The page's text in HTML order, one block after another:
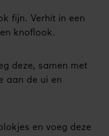
fijn. Verhit in een
knoflook.
deze, samen met
aan de ui en
en voeg deze